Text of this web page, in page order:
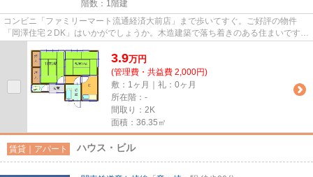
階数：1階建
コンビニ「ファミリーマート流通経済大前店」まで歩いてすぐ。ご好評の物件
「岡澤住宅２DK」はいかがでしょうか。木造建築で落ち着きのある住まいです。
3.9万円
(管理費・共益費 2,000円)
敷：1ヶ月｜礼：0ヶ月
所在階：-
間取り：2K
面積：36.35㎡
賃貸｜アパート ハウス・ビル